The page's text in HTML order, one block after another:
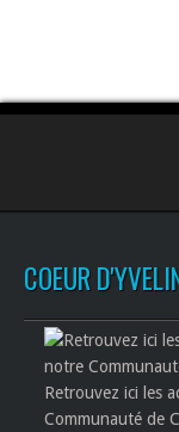
COEUR
Retrouvez ici les
Communauté de